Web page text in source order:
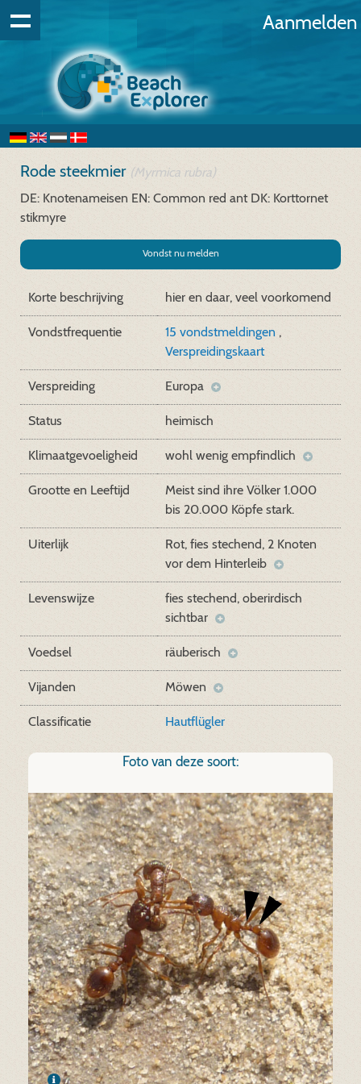
Aanmelden
Rode steekmier (Myrmica rubra)
DE: Knotenameisen EN: Common red ant DK: Korttornet
stikmyre
Vondst nu melden
Korte beschrijving hier en daar, veel voorkomend
Vondstfrequentie 15 vondstmeldingen ,
Verspreidingskaart
Verspreiding Europa
Status heimisch
Klimaatgevoeligheid wohl wenig empfindlich
Grootte en Leeftijd
Meist sind ihre Völker 1.000
bis 20.000 Köpfe stark.
Uiterlijk
Rot, fies stechend, 2 Knoten
vor dem Hinterleib
Levenswijze
fies stechend, oberirdisch
sichtbar
Voedsel räuberisch
Vijanden Möwen
Classificatie Hautflügler
Foto van deze soort: